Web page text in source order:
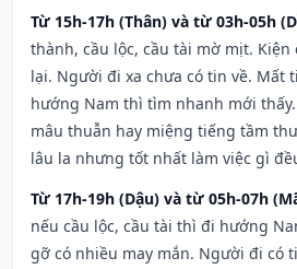
Từ 15h-17h (Thân) và từ 03h-05h
thành, cầu lộc, cầu tài mờ mịt. Kiện
lại. Người đi xa chưa có tin về. Mất
hướng Nam thì tìm nhanh mới
mâu thuẫn hay miệng tiếng tầm
lâu la nhưng tốt nhất làm việc gì
Từ 17h-19h (Dậu) và từ 05h-07h
nếu cầu lộc, cầu tài thì đi hướng
gỡ có nhiều may mắn. Người đi có